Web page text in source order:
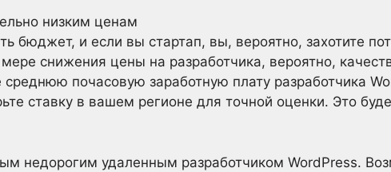
низким ценам
бюджет, и если вы стартап, вы, вероятно, захотите
снижения цены на разработчика, вероятно,
среднюю почасовую заработную плату разработчика
ставку в вашем регионе для точной оценки. Это
недорогим удаленным разработчиком WordPress.